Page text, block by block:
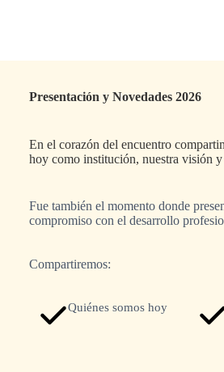
Presentación y Novedades 2026
En el corazón del encuentro
hoy como institución, nuestra visión
Fue también el momento donde
compromiso con el desarrollo
Compartiremos:
Quiénes somos hoy